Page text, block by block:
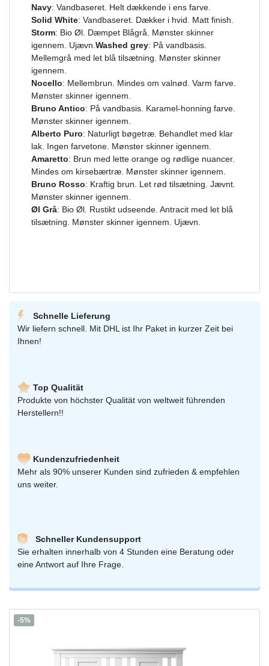
Navy: Vandbaseret. Helt dækkende i ens farve.
Solid White: Vandbaseret. Dækker i hvid. Matt finish.
Storm: Bio Øl. Dæmpet Blågrå. Mønster skinner
igennem. Ujævn. Washed grey: På vandbasis.
Mellemgrå med let blå tilsætning. Mønster skinner
igennem.
Nocello: Mellembrun. Mindes om valnød. Varm farve.
Mønster skinner igennem.
Bruno Antico: På vandbasis. Karamel-honning farve.
Mønster skinner igennem.
Alberto Puro: Naturligt bøgetræ. Behandlet med klar
lak. Ingen farvetone. Mønster skinner igennem.
Amaretto: Brun med lette orange og rødlige nuancer.
Mindes om kirsebærtræ. Mønster skinner igennem.
Bruno Rosso: Kraftig brun. Let rød tilsætning. Jævnt.
Mønster skinner igennem.
Øl Grå: Bio Øl. Rustikt udseende. Antracit med let blå
tilsætning. Mønster skinner igennem. Ujævn.
Schnelle Lieferung
Wir liefern schnell. Mit DHL ist Ihr Paket in kurzer Zeit bei
Ihnen!
Top Qualität
Produkte von höchster Qualität von weltweit führenden
Herstellern!!
Kundenzufriedenheit
Mehr als 90% unserer Kunden sind zufrieden & empfehlen
uns weiter.
Schneller Kundensupport
Sie erhalten innerhalb von 4 Stunden eine Beratung oder
eine Antwort auf Ihre Frage.
-5%